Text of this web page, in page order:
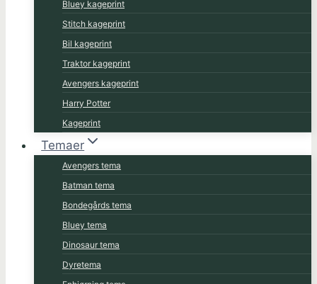
Bluey kageprint
Stitch kageprint
Bil kageprint
Traktor kageprint
Avengers kageprint
Harry Potter
Kageprint
Temaer
Avengers tema
Batman tema
Bondegårds tema
Bluey tema
Dinosaur tema
Dyretema